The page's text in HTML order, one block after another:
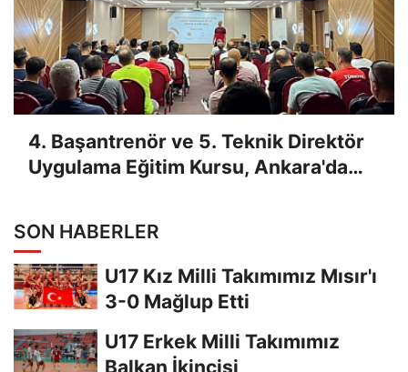
4. Başantrenör ve 5. Teknik Direktör
Uygulama Eğitim Kursu, Ankara'da
SON HABERLER
U17 Kız Milli Takımımız Mısır'ı
3-0 Mağlup Etti
U17 Erkek Milli Takımımız
Balkan İkincisi